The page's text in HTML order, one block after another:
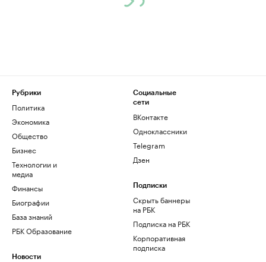
Рубрики
Политика
Экономика
Общество
Бизнес
Технологии и
медиа
Финансы
Биографии
База знаний
РБК Образование
Новости
Социальные
сети
ВКонтакте
Одноклассники
Telegram
Дзен
Подписки
Скрыть баннеры
на РБК
Подписка на РБК
Корпоративная
подписка